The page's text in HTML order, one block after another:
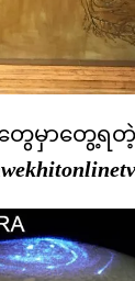
မှာတွေ့ရတဲ့